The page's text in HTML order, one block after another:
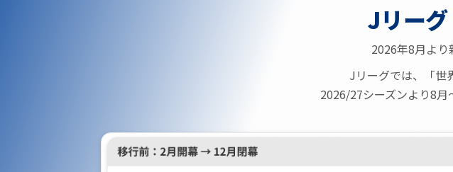
Jリーグ
2026年8月より
Jリーグでは、「世
2026/27シーズンより8月